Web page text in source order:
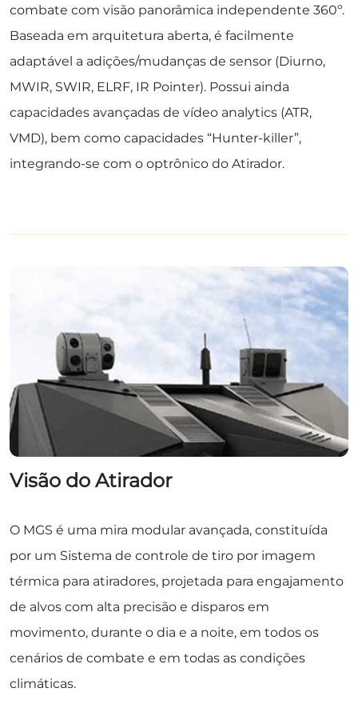
combate com visão panorâmica independente 360º.
Baseada em arquitetura aberta, é facilmente
adaptável a adições/mudanças de sensor (Diurno,
MWIR, SWIR, ELRF, IR Pointer). Possui ainda
capacidades avançadas de vídeo analytics (ATR,
VMD), bem como capacidades “Hunter-killer”,
integrando-se com o optrônico do Atirador.
Visão do Atirador
O MGS é uma mira modular avançada, constituída
por um Sistema de controle de tiro por imagem
térmica para atiradores, projetada para engajamento
de alvos com alta precisão e disparos em
movimento, durante o dia e a noite, em todos os
cenários de combate e em todas as condições
climáticas.